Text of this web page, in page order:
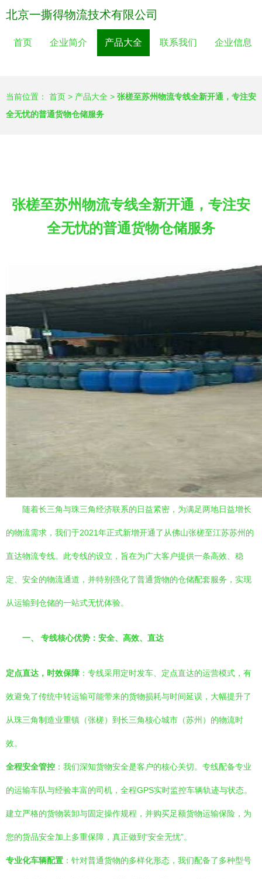
北京一撕得物流技术有限公司
首页 企业简介 产品大全 联系我们 企业信息
当前位置： 首页 > 产品大全 > 张槎至苏州物流专线全新开通，专注安
全无忧的普通货物仓储服务
张槎至苏州物流专线全新开通，专注安
全无忧的普通货物仓储服务
随着长三角与珠三角经济联系的日益紧密，为满足两地日益增长
的物流需求，我们于2021年正式新增开通了从佛山张槎至江苏苏州的
直达物流专线。此专线的设立，旨在为广大客户提供一条高效、稳
定、安全的物流通道，并特别强化了普通货物的仓储配套服务，实现
从运输到仓储的一站式无忧体验。
一、 专线核心优势：安全、高效、直达
定点直达，时效保障 ：专线采用定时发车、定点直达的运营模式，有
效避免了传统中转运输可能带来的货物损耗与时间延误，大幅提升了
从珠三角制造业重镇（张槎）到长三角核心城市（苏州）的物流时
效。
全程安全管控 ：我们深知货物安全是客户的核心关切。专线配备专业
的运输车队与经验丰富的司机，全程GPS实时监控车辆轨迹与状态。
建立严格的货物装卸与固定操作规程，并购买足额货物运输保险，为
您的货品安全加上多重保障，真正做到“安全无忧”。
专业化车辆配置 ：针对普通货物的多样化形态，我们配备了多种型号